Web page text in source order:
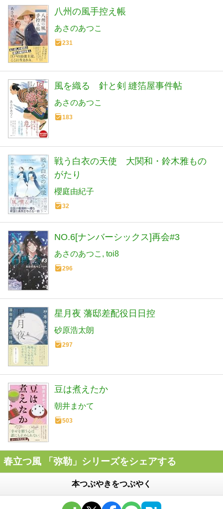
八州の風手控え帳
あさのあつこ
231
風を織る 針と剣 縫箔屋事件帖
あさのあつこ
183
戦う白衣の天使 大関和・鈴木雅もの
がたり
櫻庭由紀子
32
NO.6[ナンバーシックス]再会#3
あさのあつこ toi8
296
星月夜 藩邸差配役日日控
砂原浩太朗
297
豆は煮えたか
朝井まかて
503
春立つ風 「弥勒」シリーズをシェアする
本つぶやきをつぶやく